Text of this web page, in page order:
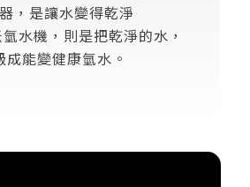
， 是讓水變得乾淨
水機， 則是把乾淨的水，
成能變健康氫水。